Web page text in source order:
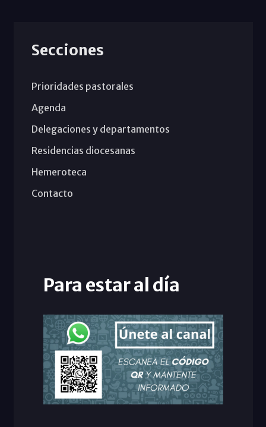
Secciones
Prioridades pastorales
Agenda
Delegaciones y departamentos
Residencias diocesanas
Hemeroteca
Contacto
Para estar al día